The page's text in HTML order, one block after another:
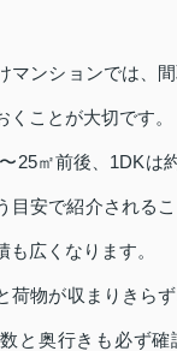
マンションでは、
ことが大切です。
25㎡前後、1DKは
目安で紹介される
広くなります。
荷物が収まりきら
と奥行きも必ず確